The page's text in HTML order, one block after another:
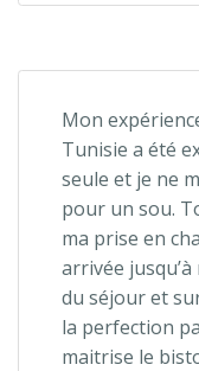
Mon
Tunisie a été
seule et je ne
pour un sou.
ma prise en
arrivée
du séjour et
la perfection
maitrise le